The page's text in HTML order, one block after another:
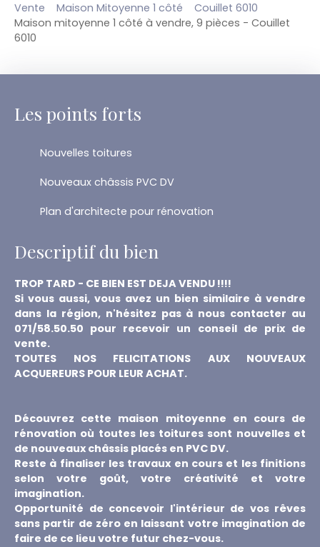
Vente Maison Mitoyenne 1 côté
Couillet 6010
Maison mitoyenne 1 côté à vendre, 9 pièces - Couillet
6010
Les points forts
Nouvelles toitures
Nouveaux châssis PVC DV
Plan d'architecte pour rénovation
Descriptif du bien
TROP TARD - CE BIEN EST DEJA VENDU !!!!
Si vous aussi, vous avez un bien similaire à vendre
dans la région, n'hésitez pas à nous contacter au
071/58.50.50 pour recevoir un conseil de prix de
vente.
TOUTES NOS FELICITATIONS AUX NOUVEAUX
ACQUEREURS POUR LEUR ACHAT.
Découvrez cette maison mitoyenne en cours de
rénovation où toutes les toitures sont nouvelles et
de nouveaux châssis placés en PVC DV.
Reste à finaliser les travaux en cours et les finitions
selon votre goût, votre créativité et votre
imagination.
Opportunité de concevoir l'intérieur de vos rêves
sans partir de zéro en laissant votre imagination de
faire de ce lieu votre futur chez-vous.